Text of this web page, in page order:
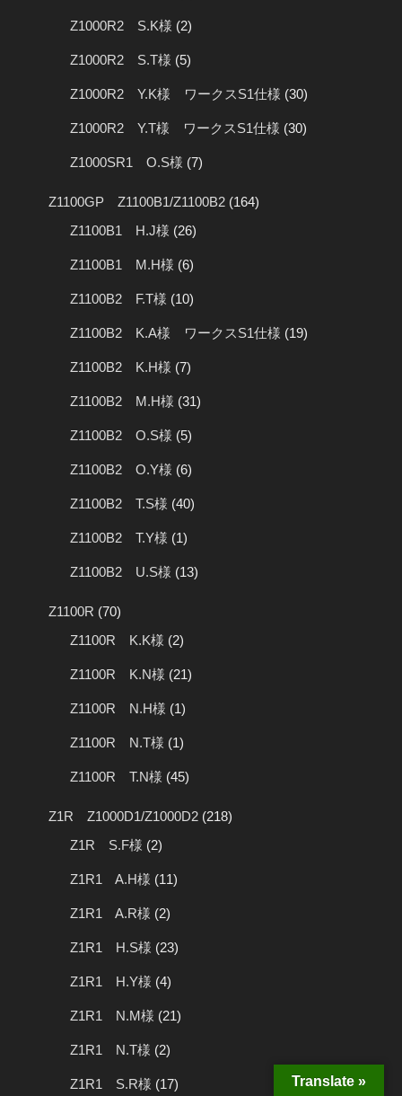
Z1000R2 S.K様 (2)
Z1000R2 S.T様 (5)
Z1000R2 Y.K様 ワークスS1仕様 (30)
Z1000R2 Y.T様 ワークスS1仕様 (30)
Z1000SR1 O.S様 (7)
Z1100GP Z1100B1/Z1100B2 (164)
Z1100B1 H.J様 (26)
Z1100B1 M.H様 (6)
Z1100B2 F.T様 (10)
Z1100B2 K.A様 ワークスS1仕様 (19)
Z1100B2 K.H様 (7)
Z1100B2 M.H様 (31)
Z1100B2 O.S様 (5)
Z1100B2 O.Y様 (6)
Z1100B2 T.S様 (40)
Z1100B2 T.Y様 (1)
Z1100B2 U.S様 (13)
Z1100R (70)
Z1100R K.K様 (2)
Z1100R K.N様 (21)
Z1100R N.H様 (1)
Z1100R N.T様 (1)
Z1100R T.N様 (45)
Z1R Z1000D1/Z1000D2 (218)
Z1R S.F様 (2)
Z1R1 A.H様 (11)
Z1R1 A.R様 (2)
Z1R1 H.S様 (23)
Z1R1 H.Y様 (4)
Z1R1 N.M様 (21)
Z1R1 N.T様 (2)
Z1R1 S.R様 (17) Translate »